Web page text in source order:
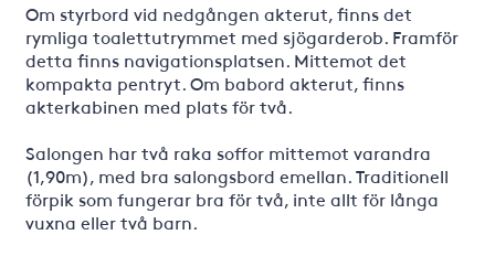
Om styrbord vid nedgången akterut, finns det
rymliga toalettutrymmet med sjögarderob. Framför
detta finns navigationsplatsen. Mittemot det
kompakta pentryt. Om babord akterut, finns
akterkabinen med plats för två.
Salongen har två raka soffor mittemot varandra
(1,90m), med bra salongsbord emellan. Traditionell
förpik som fungerar bra för två, inte allt för långa
vuxna eller två barn.